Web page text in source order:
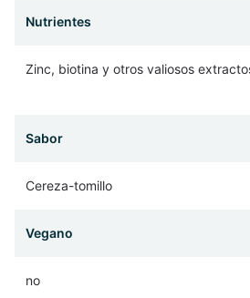
Nutrientes
Zinc, biotina y otros valiosos
Sabor
Cereza-tomillo
Vegano
no